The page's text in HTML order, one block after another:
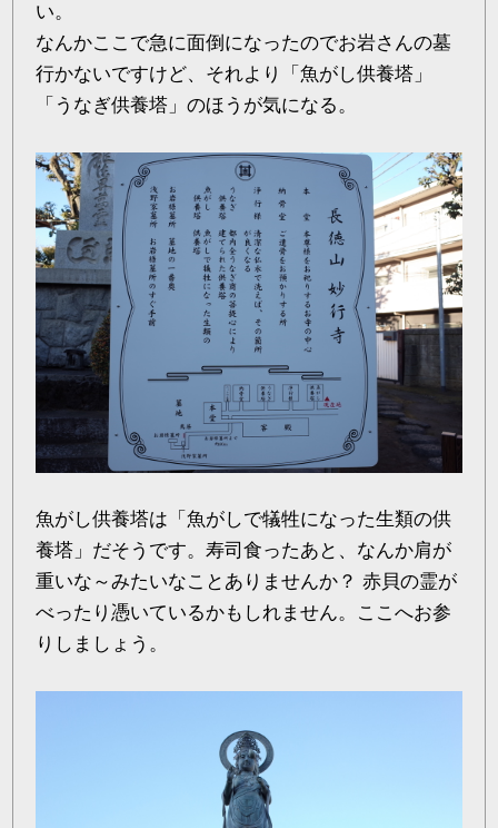
い。
なんかここで急に面倒になったのでお岩さんの墓
行かないですけど、それより「魚がし供養塔」
「うなぎ供養塔」のほうが気になる。
魚がし供養塔は「魚がしで犠牲になった生類の供
養塔」だそうです。寿司食ったあと、なんか肩が
重いな～みたいなことありませんか？ 赤貝の霊が
べったり憑いているかもしれません。ここへお参
りしましょう。